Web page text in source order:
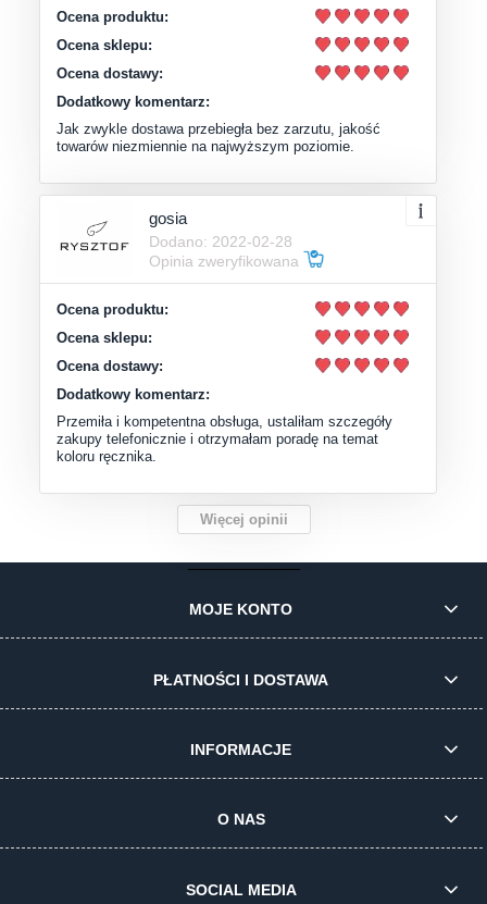
Ocena produktu:
Ocena sklepu:
Ocena dostawy:
Dodatkowy komentarz:
Jak zwykle dostawa przebiegła bez zarzutu, jakość
towarów niezmiennie na najwyższym poziomie.
gosia
Dodano: 2022-02-28
Opinia zweryfikowana
Ocena produktu:
Ocena sklepu:
Ocena dostawy:
Dodatkowy komentarz:
Przemiła i kompetentna obsługa, ustaliłam szczegóły
zakupy telefonicznie i otrzymałam poradę na temat
koloru ręcznika.
Więcej opinii
MOJE KONTO
PŁATNOŚCI I DOSTAWA
INFORMACJE
O NAS
SOCIAL MEDIA